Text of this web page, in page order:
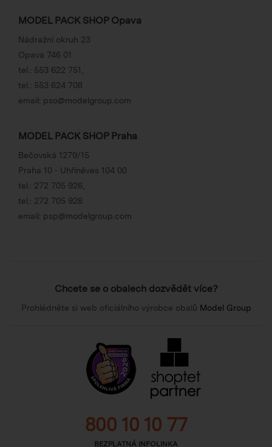
MODEL PACK SHOP Opava
Nádražní okruh 23
Opava 746 01
tel.: 553 622 751
tel.: 553 624 708
email: pso@modelgroup.com
MODEL PACK SHOP Praha
Bečovská 1279/15
Praha 10 - Uhříněves 104 00
tel.: 272 705 926
tel.: 272 705 928
email: psp@modelgroup.com
Chcete se o obalech dozvědět více?
Prohlédněte si web oficiálního výrobce obalů Model Group
800 10 10 77
BEZPLATNÁ INFOLINKA